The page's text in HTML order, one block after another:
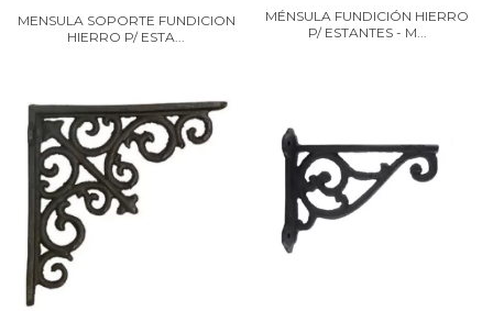
MENSULA SOPORTE FUNDICION
HIERRO P/ ESTA...
MÉNSULA FUNDICIÓN HIERRO
P/ ESTANTES - M...